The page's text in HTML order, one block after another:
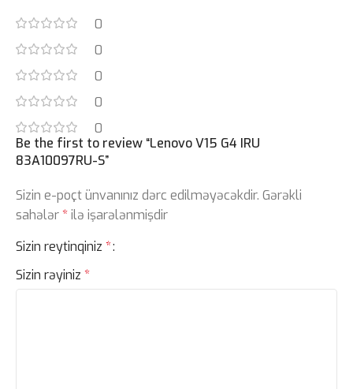
0
0
0
0
0
Be the first to review “Lenovo V15 G4 IRU
83A10097RU-S”
Sizin e-poçt ünvanınız dərc edilməyəcəkdir. Gərəkli
sahələr*ilə işarələnmişdir
Sizin reytinqiniz *
Sizin rəyiniz *